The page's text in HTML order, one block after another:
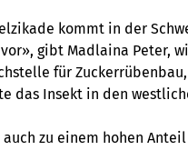
kommt in der
gibt Madlaina Peter,
für
das Insekt in den
zu einem hohen